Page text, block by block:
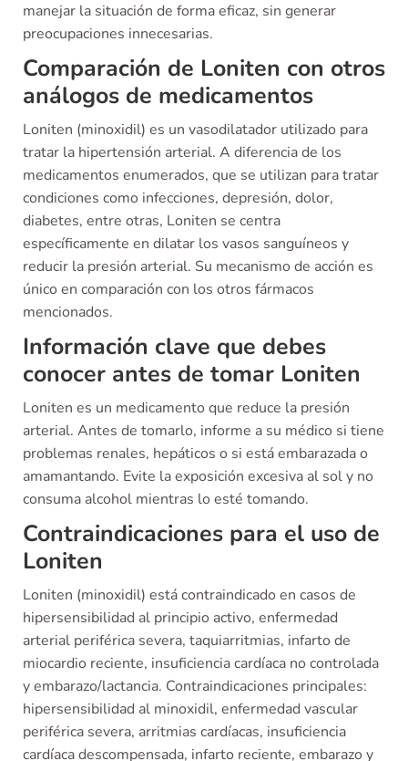
manejar la situación de forma eficaz, sin generar
preocupaciones innecesarias.
Comparación de Loniten con otros
análogos de medicamentos
Loniten (minoxidil) es un vasodilatador utilizado para
tratar la hipertensión arterial. A diferencia de los
medicamentos enumerados, que se utilizan para tratar
condiciones como infecciones, depresión, dolor,
diabetes, entre otras, Loniten se centra
específicamente en dilatar los vasos sanguíneos y
reducir la presión arterial. Su mecanismo de acción es
único en comparación con los otros fármacos
mencionados.
Información clave que debes
conocer antes de tomar Loniten
Loniten es un medicamento que reduce la presión
arterial. Antes de tomarlo, informe a su médico si tiene
problemas renales, hepáticos o si está embarazada o
amamantando. Evite la exposición excesiva al sol y no
consuma alcohol mientras lo esté tomando.
Contraindicaciones para el uso de
Loniten
Loniten (minoxidil) está contraindicado en casos de
hipersensibilidad al principio activo, enfermedad
arterial periférica severa, taquiarritmias, infarto de
miocardio reciente, insuficiencia cardíaca no controlada
y embarazo/lactancia. Contraindicaciones principales:
hipersensibilidad al minoxidil, enfermedad vascular
periférica severa, arritmias cardíacas, insuficiencia
cardíaca descompensada, infarto reciente, embarazo y